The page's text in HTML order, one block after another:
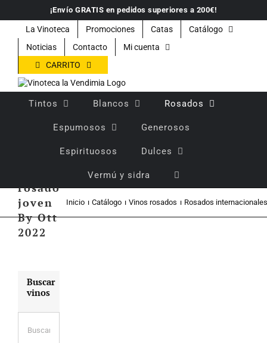
contenido
¡Envío GRATIS en pedidos superiores a 200€!
La Vinoteca Promociones Catas
Catálogo
Noticias
Contacto
Mi cuenta
CARRITO
Tintos Blancos Rosados
Espumosos Generosos
Espirituosos Dulces
Vermú y sidra
rosado
joven
By Ott
2022
Inicio Catálogo Vinos rosados Rosados
Buscar
vinos